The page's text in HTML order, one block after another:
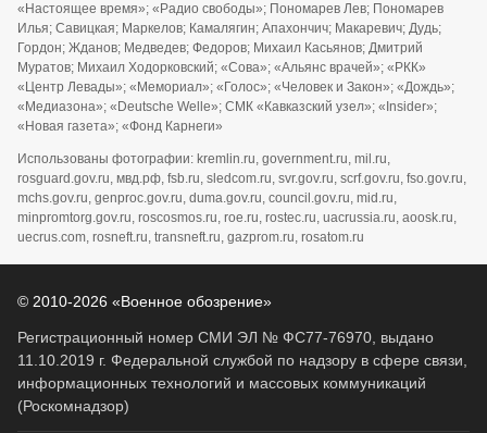
«Настоящее время»; «Радио свободы»; Пономарев Лев; Пономарев
Илья; Савицкая; Маркелов; Камалягин; Апахончич; Макаревич; Дудь;
Гордон; Жданов; Медведев; Федоров; Михаил Касьянов; Дмитрий
Муратов; Михаил Ходорковский; «Сова»; «Альянс врачей»; «РКК»
«Центр Левады»; «Мемориал»; «Голос»; «Человек и Закон»; «Дождь»;
«Медиазона»; «Deutsche Welle»; СМК «Кавказский узел»; «Insider»;
«Новая газета»; «Фонд Карнеги»
Использованы фотографии: kremlin.ru, government.ru, mil.ru,
rosguard.gov.ru, мвд.рф, fsb.ru, sledcom.ru, svr.gov.ru, scrf.gov.ru, fso.gov.ru,
mchs.gov.ru, genproc.gov.ru, duma.gov.ru, council.gov.ru, mid.ru,
minpromtorg.gov.ru, roscosmos.ru, roe.ru, rostec.ru, uacrussia.ru, aoosk.ru,
uecrus.com, rosneft.ru, transneft.ru, gazprom.ru, rosatom.ru
© 2010-2026 «Военное обозрение»
Регистрационный номер СМИ ЭЛ № ФС77-76970, выдано
11.10.2019 г. Федеральной службой по надзору в сфере связи,
информационных технологий и массовых коммуникаций
(Роскомнадзор)